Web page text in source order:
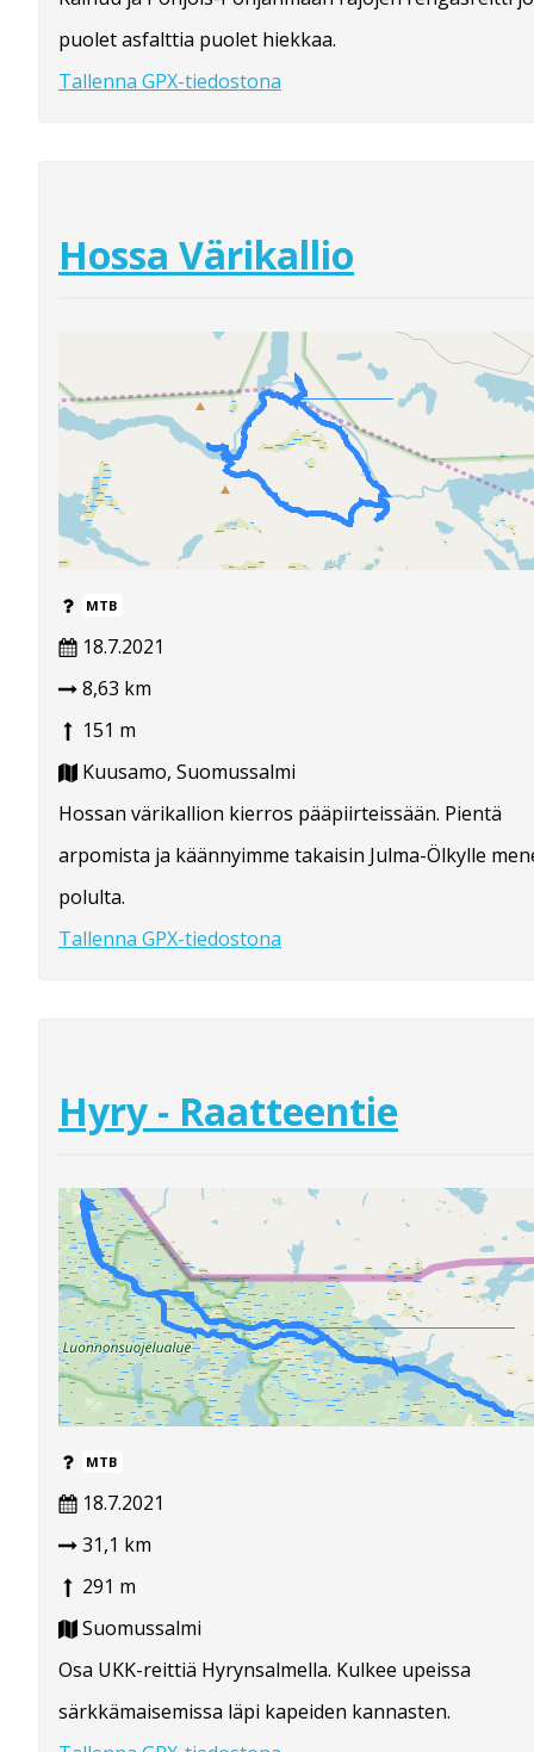
puolet asfalttia puolet hiekkaa.
Tallenna GPX-tiedostona
Hossa Värikallio
MTB
18.7.2021
8,63 km
151 m
Kuusamo, Suomussalmi
Hossan värikallion kierros pääpiirteissään. Pientä
arpomista ja käännyimme takaisin Julma-Ölkylle
polulta.
Tallenna GPX-tiedostona
Hyry - Raatteentie
MTB
18.7.2021
31,1 km
291 m
Suomussalmi
Osa UKK-reittiä Hyrynsalmella. Kulkee upeissa
särkkämaisemissa läpi kapeiden kannasten.